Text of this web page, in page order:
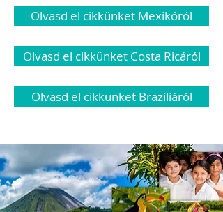
Olvasd el cikkünket Mexikóról
Olvasd el cikkünket Costa Ricáról
Olvasd el cikkünket Brazíliáról